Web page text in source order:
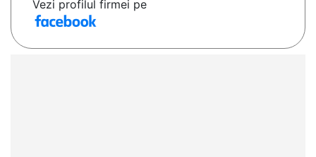
Vezi profilul firmei pe